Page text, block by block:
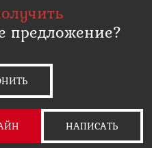
предложение?
НАПИСАТЬ